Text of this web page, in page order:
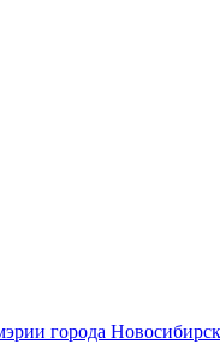
города